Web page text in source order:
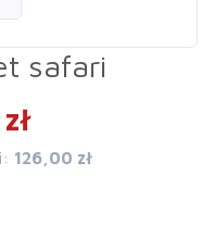
safari
126,00 zł